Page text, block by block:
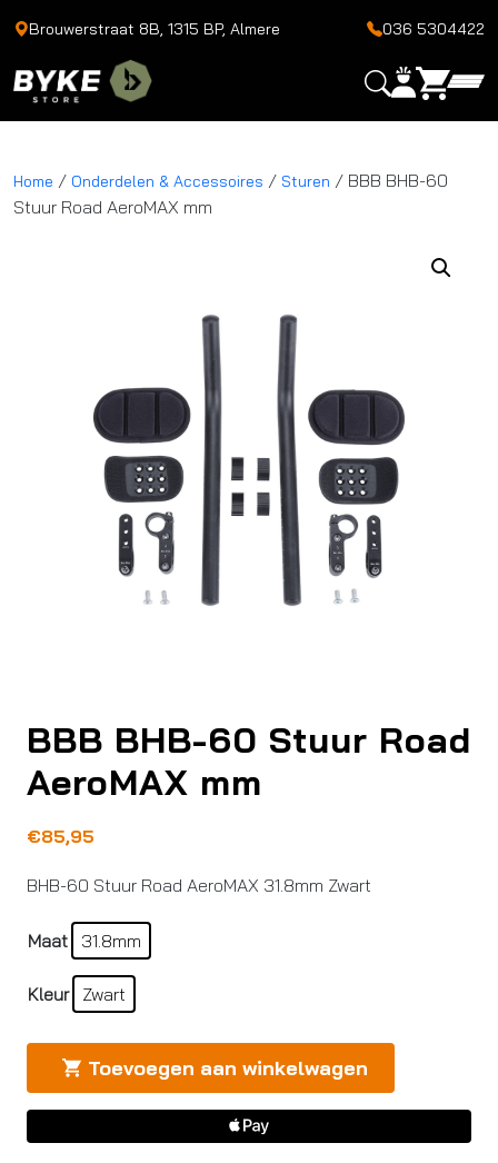
Brouwerstraat 8B, 1315 BP, Almere 036 5304422
Home / Onderdelen & Accessoires / Sturen / BBB BHB-60
Stuur Road AeroMAX mm
BBB BHB-60 Stuur Road
AeroMAX mm
€85,95
BHB-60 Stuur Road AeroMAX 31.8mm Zwart
Maat 31.8mm
Kleur Zwart
Toevoegen aan winkelwagen